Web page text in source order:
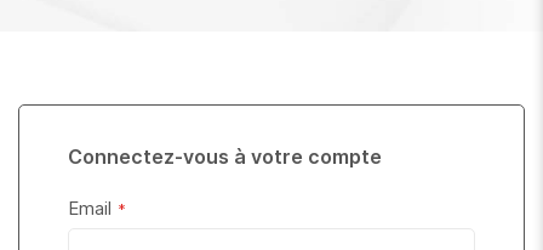
Connectez-vous à votre compte
Email